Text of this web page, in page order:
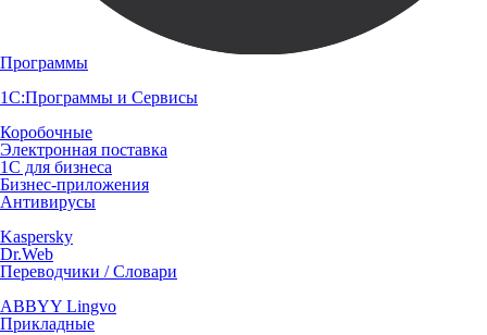
Программы
1С:Программы и Сервисы
Коробочные
Электронная поставка
1С для бизнеса
Бизнес-приложения
Антивирусы
Kaspersky
Dr.Web
Переводчики / Словари
ABBYY Lingvo
Прикладные